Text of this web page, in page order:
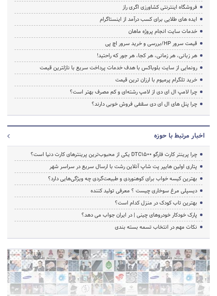
فروشگاه اینترنتی کشاورزی اگری راز
ایده های طلایی برای کسب درآمد از اینستاگرام
خدمات سایت انجام پروژه ماهان
قیمت سرور HP/بررسی و خرید سرور اچ پی
هر زبانی، هر زمانی، هر کجا، هر جور که راحتید!
رونمایی از سایت بلوباکس با هدف خدمات پرداخت سریع با نازلترین قیمت
خرید تلگرام پرمیوم با ارزان ترین قیمت
چرا لامپ ال ای دی از لامپ رشته‌ای و کم مصرف بهتر است؟
چرا پنل های ال ای دی سقفی فروش خوبی دارند؟
اخبار مرتبط با حوزه
چرا پرینتر کارت فارگو DTC1500 یکی از محبوب‌ترین پرینترهای کارت دنیا است؟
پتاری اولین هایپر پت شاپ آنلاین رشت با ارسال سریع در سراسر شهر
بهترین کیسه خواب برای کوهنوردی و طبیعت‌گردی چه ویژگی‌هایی دارد؟
دیسپلی مرغ سوخاری چیست ؟ معرفی تولید کننده
بهترین تاب کودک در منزل کدام است؟
پارک خودکار خودروهای چینی | در ایران جواب می دهد؟
نکات مهم در انتخاب تسمه بسته بندی